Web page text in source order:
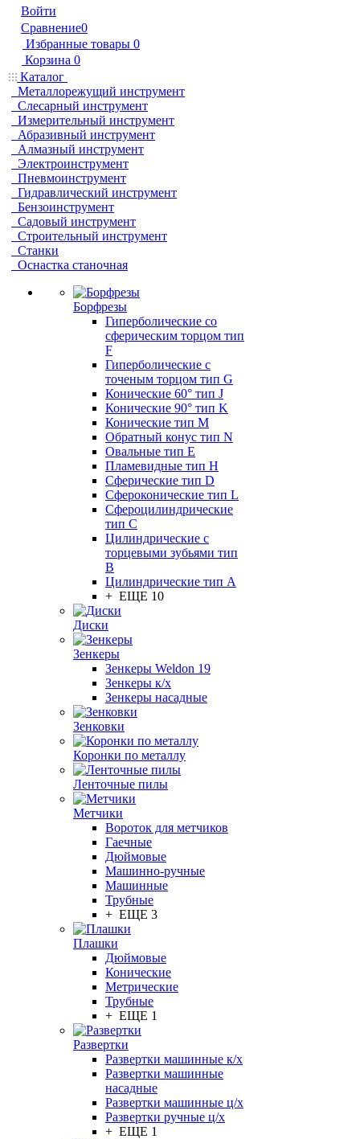
Войти
Сравнение0
Избранные товары 0
Корзина 0
Каталог
Металлорежущий инструмент
Слесарный инструмент
Измерительный инструмент
Абразивный инструмент
Алмазный инструмент
Электроинструмент
Пневмоинструмент
Гидравлический инструмент
Бензоинструмент
Садовый инструмент
Строительный инструмент
Станки
Оснастка станочная
Борфрезы
Гиперболические cо
сферическим торцом тип
F
Гиперболические с
точеным торцом тип G
Конические 60° тип J
Конические 90° тип K
Конические тип M
Обратный конус тип N
Овальные тип E
Пламевидные тип H
Сферические тип D
Сфероконические тип L
Сфероцилиндрические
тип C
Цилиндрические с
торцевыми зубьями тип
B
Цилиндрические тип А
+ ЕЩЕ 10
Диски
Зенкеры
Зенкеры Weldon 19
Зенкеры к/х
Зенкеры насадные
Зенковки
Коронки по металлу
Ленточные пилы
Метчики
Вороток для метчиков
Гаечные
Дюймовые
Машинно-ручные
Машинные
Трубные
+ ЕЩЕ 3
Плашки
Дюймовые
Конические
Метрические
Трубные
+ ЕЩЕ 1
Развертки
Развертки машинные к/х
Развертки машинные
насадные
Развертки машинные ц/х
Развертки ручные ц/х
+ ЕЩЕ 1